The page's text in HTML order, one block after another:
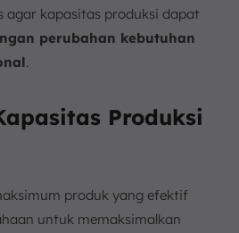
agar kapasitas produksi dapat
perubahan kebutuhan
.
Produksi
produk yang efektif
untuk memaksimalkan